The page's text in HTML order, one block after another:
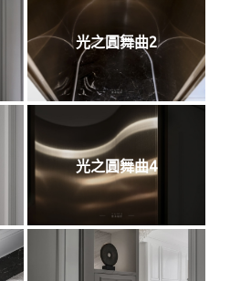
光之圓舞曲2
光之圓舞曲4